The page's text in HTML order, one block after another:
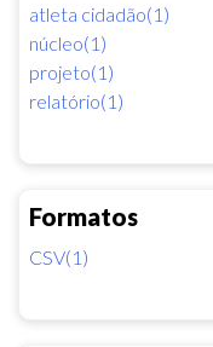
atleta cidadão(1)
núcleo(1)
projeto(1)
relatório(1)
Formatos
CSV(1)